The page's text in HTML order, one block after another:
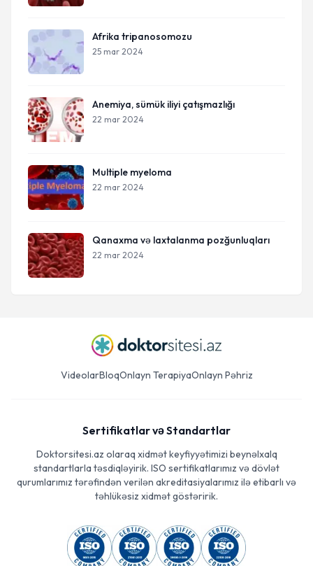
Afrika tripanosomozu
25 mar 2024
Anemiya, sümük iliyi çatışmazlığı
22 mar 2024
Multiple myeloma
22 mar 2024
Qanaxma və laxtalanma pozğunluqları
22 mar 2024
VideolarBloqOnlayn TerapiyaOnlayn Pəhriz
Sertifikatlar və Standartlar
Doktorsitesi.az olaraq xidmət keyfiyyətimizi beynəlxalq
standartlarla təsdiqləyirik. ISO sertifikatlarımız və dövlət
qurumlarımız tərəfindən verilən akreditasiyalarımız ilə etibarlı və
təhlükəsiz xidmət göstəririk.